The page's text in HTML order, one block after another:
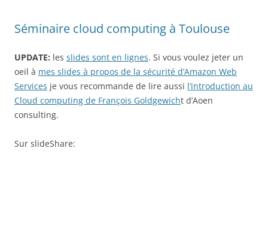
Séminaire cloud computing à Toulouse
UPDATE: les slides sont en lignes. Si vous voulez jeter un
oeil à mes slides à propos de la sécurité d’Amazon Web
Services je vous recommande de lire aussi l’introduction au
Cloud computing de François Goldgewicht d’Aoen
consulting.
Sur slideShare: